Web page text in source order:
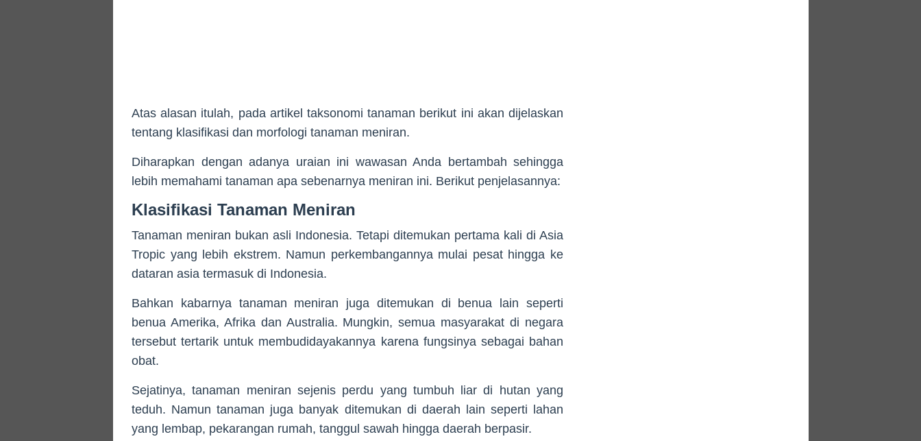
Atas alasan itulah, pada artikel taksonomi tanaman berikut ini akan dijelaskan
tentang klasifikasi dan morfologi tanaman meniran.
Diharapkan dengan adanya uraian ini wawasan Anda bertambah sehingga
lebih memahami tanaman apa sebenarnya meniran ini. Berikut penjelasannya:
Klasifikasi Tanaman Meniran
Tanaman meniran bukan asli Indonesia. Tetapi ditemukan pertama kali di Asia
Tropic yang lebih ekstrem. Namun perkembangannya mulai pesat hingga ke
dataran asia termasuk di Indonesia.
Bahkan kabarnya tanaman meniran juga ditemukan di benua lain seperti
benua Amerika, Afrika dan Australia. Mungkin, semua masyarakat di negara
tersebut tertarik untuk membudidayakannya karena fungsinya sebagai bahan
obat.
Sejatinya, tanaman meniran sejenis perdu yang tumbuh liar di hutan yang
teduh. Namun tanaman juga banyak ditemukan di daerah lain seperti lahan
yang lembap, pekarangan rumah, tanggul sawah hingga daerah berpasir.